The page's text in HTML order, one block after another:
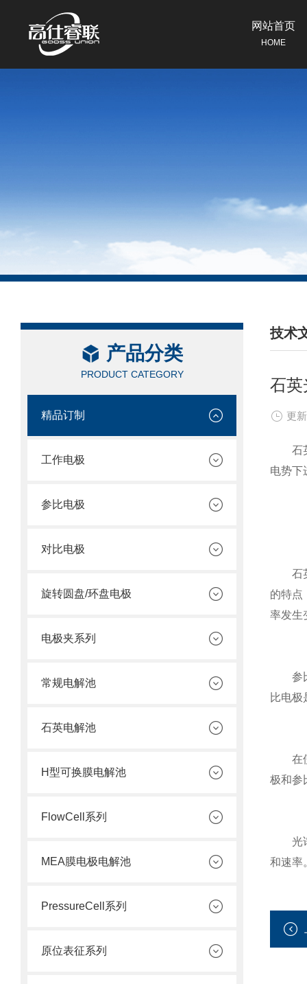
网站首页
HOME
产品分类
PRODUCT CATEGORY
精品订制
工作电极
参比电极
对比电极
旋转圆盘/环盘电极
电极夹系列
常规电解池
石英电解池
H型可换膜电解池
FlowCell系列
MEA膜电极电解池
PressureCell系列
原位表征系列
技术
/
石英
更
石英
电势下
石英
的特点
率发生
参比
比电极
在
极和参
光谱
和速率